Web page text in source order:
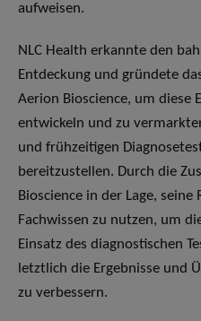
aufweisen.
NLC Health erkannte den
Entdeckung und gründete
Aerion Bioscience, um diese
entwickeln und zu
und frühzeitigen
bereitzustellen. Durch die
Bioscience in der Lage, seine
Fachwissen zu nutzen, um
Einsatz des diagnostischen
letztlich die Ergebnisse und
zu verbessern.